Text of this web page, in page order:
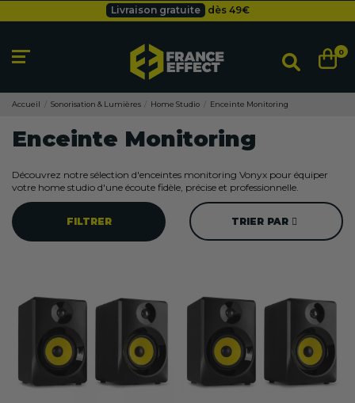
Livraison gratuite dès 49€
Livraison gratuite dès 49 0
Accueil Sonorisation & Lumières Home Studio Enceinte Monitoring
Enceinte Monitoring
Découvrez notre sélection d'enceintes monitoring Vonyx pour équiper
votre home studio d'une écoute fidèle, précise et professionnelle.
FILTRER TRIER PAR